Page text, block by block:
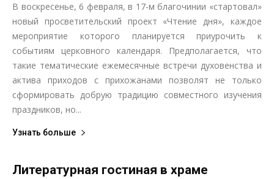
В воскресенье, 6 февраля, в 17-м благочинии «стартовал»
новый просветительский проект «Чтение дня», каждое
мероприятие которого планируется приурочить к
событиям церковного календаря. Предполагается, что
такие тематические ежемесячные встречи духовенства и
актива приходов с прихожанами позволят не только
сформировать добрую традицию совместного изучения
праздников, но...
Узнать больше
Литературная гостиная в храме